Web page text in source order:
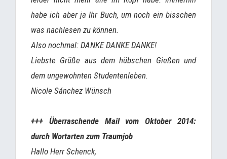
habe ich aber ja Ihr Buch, um noch ein bisschen
was nachlesen zu können.
Also nochmal: DANKE DANKE DANKE!
Liebste Grüße aus dem hübschen Gießen und
dem ungewohnten Studentenleben.
Nicole Sánchez Wünsch
+++ Überraschende Mail vom Oktober 2014:
durch Wortarten zum Traumjob
Hallo Herr Schenck,